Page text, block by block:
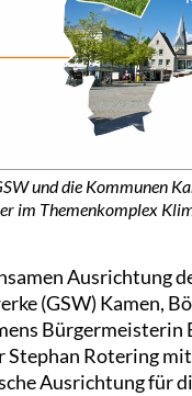
und die Kommunen
im Themenkomplex
Ausrichtung
(GSW) Kamen,
Rotering
Ausrichtung für